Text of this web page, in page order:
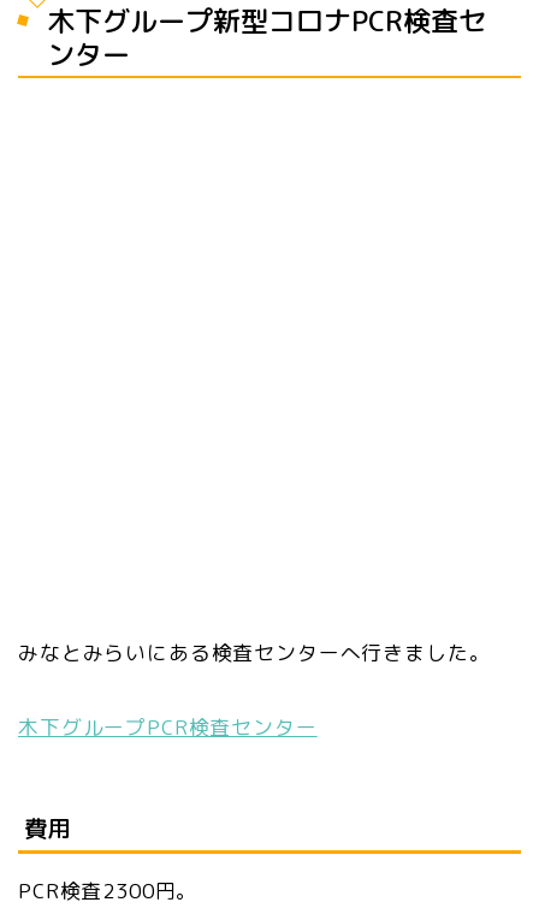
木下グループ新型コロナPCR検査セ
ンター
みなとみらいにある検査センターへ行きました。
木下グループPCR検査センター
費用
PCR検査2300円。